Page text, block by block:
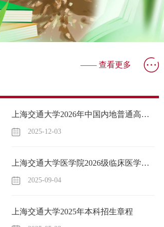
—— 查看更多
上海交通大学2026年中国内地普通高等学校联合招收澳门保送生简章
2025-12-03
上海交通大学医学院2026级临床医学专业博士改革试点项目招生简章
2025-09-04
上海交通大学2025年本科招生章程